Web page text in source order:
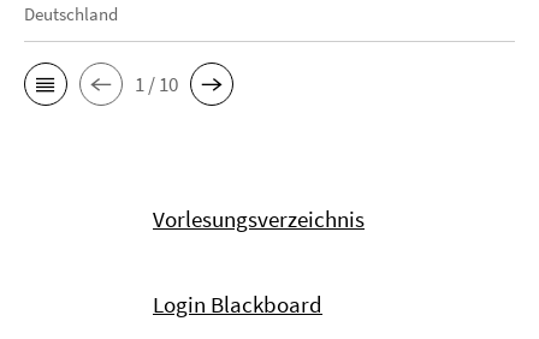
Deutschland
1 / 10
Vorlesungsverzeichnis
Login Blackboard